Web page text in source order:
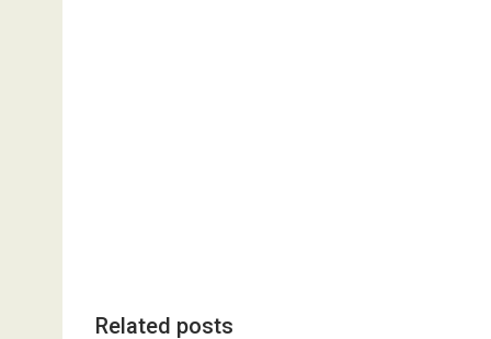
Related posts